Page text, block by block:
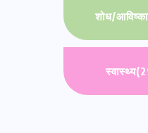
शोध/
स्वास्थ्य